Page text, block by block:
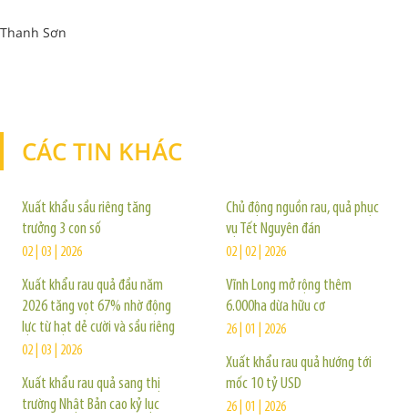
Thanh Sơn
CÁC TIN KHÁC
Xuất khẩu sầu riêng tăng
trưởng 3 con số
02 | 03 | 2026
Xuất khẩu rau quả đầu năm
2026 tăng vọt 67% nhờ động
lực từ hạt dẻ cười và sầu riêng
02 | 03 | 2026
Xuất khẩu rau quả sang thị
trường Nhật Bản cao kỷ lục
Chủ động nguồn rau, quả phục
vụ Tết Nguyên đán
02 | 02 | 2026
Vĩnh Long mở rộng thêm
6.000ha dừa hữu cơ
26 | 01 | 2026
Xuất khẩu rau quả hướng tới
mốc 10 tỷ USD
26 | 01 | 2026